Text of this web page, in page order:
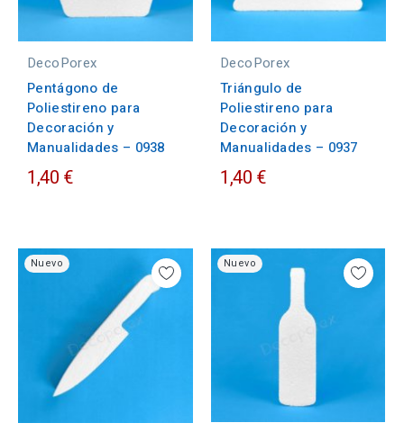
DecoPorex
Pentágono de
Poliestireno para
Decoración y
Manualidades – 0938
1,40 €
DecoPorex
Triángulo de
Poliestireno para
Decoración y
Manualidades – 0937
1,40 €
Nuevo Nuevo